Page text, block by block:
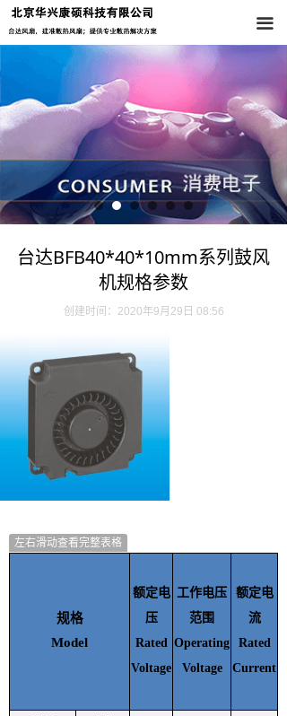
끀
首页
关于我们
产品中心
新闻资讯
联系我们
台达BFB40*40*10mm系列鼓风
机规格参数
创建时间： 2020年9月29日 08:56
左右滑动查看完整表格
规格
Model
额定电
压
Rated
Voltage
工作电压
范围
Operating
Voltage
额定电
流
Rated
Current